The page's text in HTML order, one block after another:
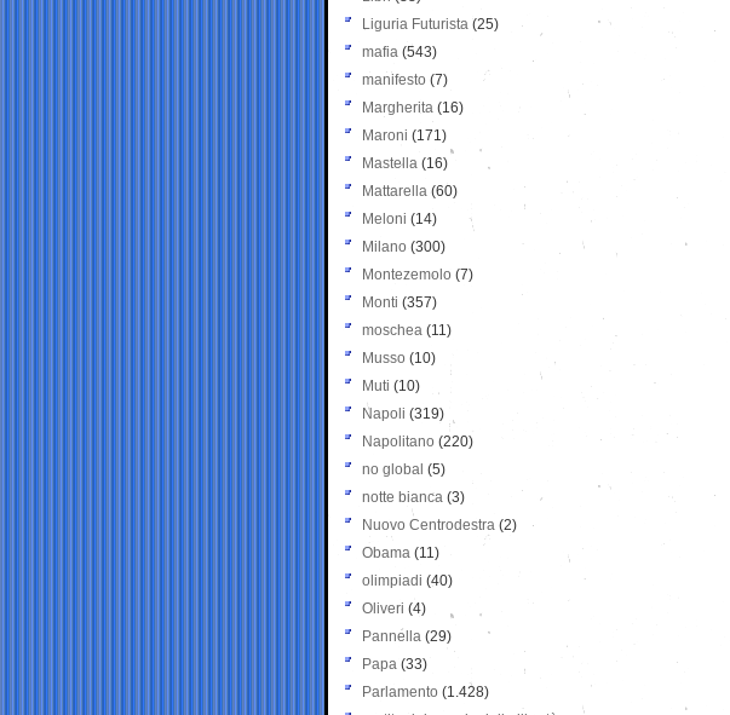
Liguria Futurista (25)
mafia (543)
manifesto (7)
Margherita (16)
Maroni (171)
Mastella (16)
Mattarella (60)
Meloni (14)
Milano (300)
Montezemolo (7)
Monti (357)
moschea (11)
Musso (10)
Muti (10)
Napoli (319)
Napolitano (220)
no global (5)
notte bianca (3)
Nuovo Centrodestra (2)
Obama (11)
olimpiadi (40)
Oliveri (4)
Pannella (29)
Papa (33)
Parlamento (1.428)